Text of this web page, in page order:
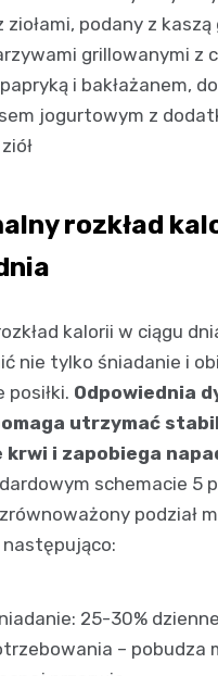
ziołami, podany z
grillowanymi z
i bakłażanem,
jogurtowym z
rozkład
kalorii w ciągu
nie tylko śniadanie i
posiłki. Odpowiednia
utrzymać
krwi i zapobiega
schemacie 5
podział
25-30%
– pobudza